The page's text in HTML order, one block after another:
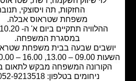
,תה ויסוצקי, תנובה
משפחת שטראוס אבלה.
ההלוויה תתקיים ביום א' ה- 18.10.20,
במסגרת המשפחה.
שבעה בבית משפחת שטראוס, בין
השעות 09.00 – 13.00, 16.00 – 20.00. בשל
המשפחה מבקש לתאום ביקורי
ניחומים בטלפון: 052-9213518.